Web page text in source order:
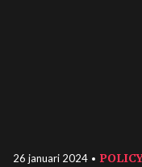
26 januari 2024